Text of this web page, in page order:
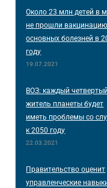
Около 23 млн детей в
не прошли
основных болезней в
году
19.07.2021
ВОЗ: каждый четвертый
житель планеты будет
иметь проблемы со
к 2050 году
22.03.2021
Правительство оценит
управленческие